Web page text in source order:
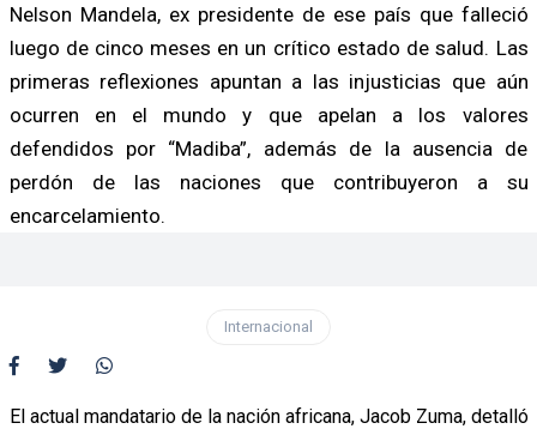
Nelson Mandela, ex presidente de ese país que falleció
luego de cinco meses en un crítico estado de salud. Las
primeras reflexiones apuntan a las injusticias que aún
ocurren en el mundo y que apelan a los valores
defendidos por “Madiba”, además de la ausencia de
perdón de las naciones que contribuyeron a su
encarcelamiento.
Internacional
El actual mandatario de la nación africana, Jacob Zuma, detalló